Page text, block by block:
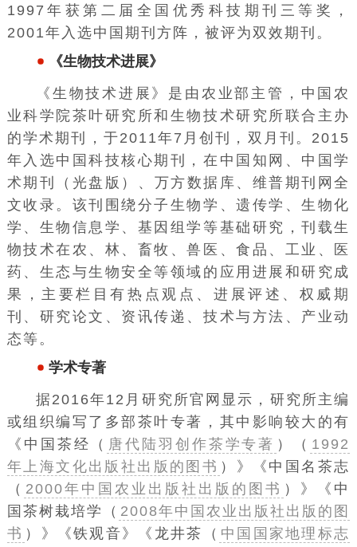
1997年获第二届全国优秀科技期刊三等奖，
2001年入选中国期刊方阵，被评为双效期刊。
《生物技术进展》
《 生物技术进展 》是由 农业部 主管，中国农
业科学院茶叶研究所和生物技术研究所联合主办
的学术期刊，于2011年7月创刊，双月刊。2015
年入选中国科技核心期刊，在 中国知网 、 中国学
术期刊（光盘版）
、 万方数据库 、 维普期刊网全
文收录。该刊围绕分子生物学、遗传学、生物化
学、生物信息学、基因组学等基础研究，刊载生
物技术在农、林、畜牧、兽医、食品、工业、医
药、生态与生物安全等领域的应用进展和研究成
果，主要栏目有热点观点、进展评述、权威期
刊、研究论文、资讯传递、技术与方法、产业动
态等。
学术专著
据2016年12月研究所官网显示，研究所主编
或组织编写了多部茶叶专著，其中影响较大的有
《 中国茶经（ 唐代陆羽创作茶学专著 ）（ 1992
年上海文化出版社出版的图书 ） 》《 中国名茶志
（ 2000年中国农业出版社出版的图书 ） 》《中
国茶树栽培学（ 2008年中国农业出版社出版的图
书 ）》《铁观音 》《 龙井茶（ 中国国家地理标志